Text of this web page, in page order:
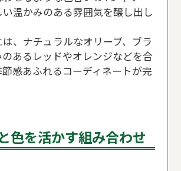
温かみのある雰囲気を醸し出し
、ナチュラルなオリーブ、ブラ
あるレッドやオレンジなどを合
感あふれるコーディネートが完
色を活かす組み合わせ